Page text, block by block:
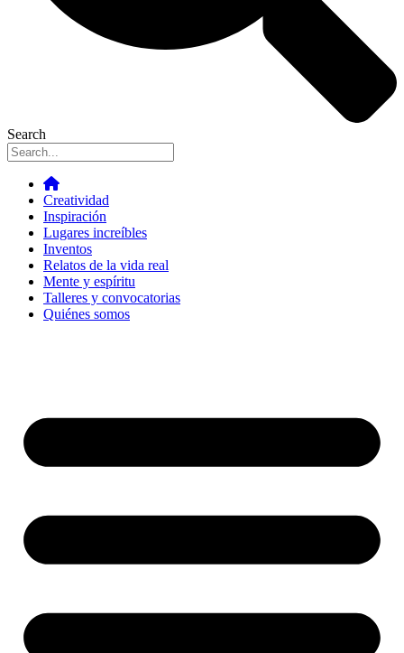
Search
Creatividad
Inspiración
Lugares increíbles
Inventos
Relatos de la vida real
Mente y espíritu
Talleres y convocatorias
Quiénes somos